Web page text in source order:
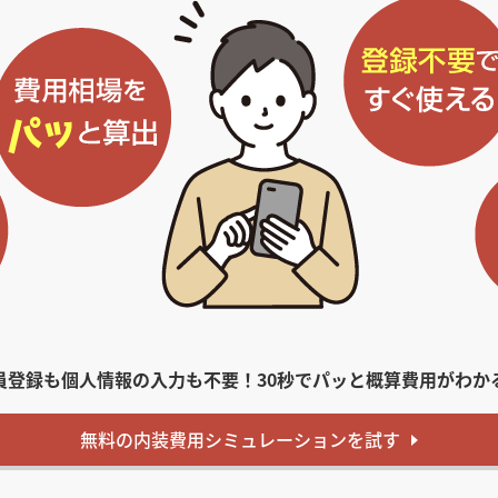
登録も個人情報の入力も不要！ 30秒でパッと概算費用がわか
無料の内装費用シミュレーションを試す